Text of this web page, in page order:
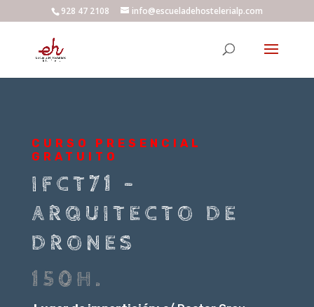
928 47 2108 info@escueladehostelerialp.com
CURSO PRESENCIAL
GRATUITO
IFCT71 –
ARQUITECTO DE
DRONES
150H.